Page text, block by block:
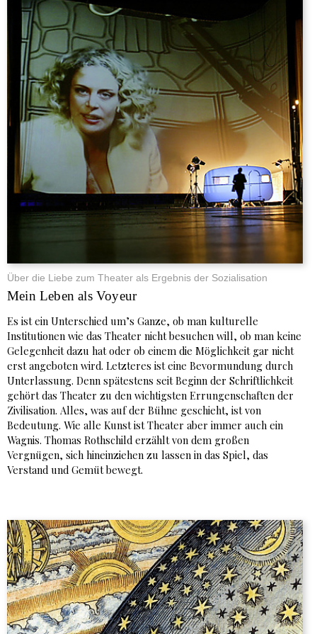
Über die Liebe zum Theater als Ergebnis der Sozialisation
Mein Leben als Voyeur
Es ist ein Unterschied um’s Ganze, ob man kulturelle
Institutionen wie das Theater nicht besuchen will, ob man keine
Gelegenheit dazu hat oder ob einem die Möglichkeit gar nicht
erst angeboten wird. Letzteres ist eine Bevormundung durch
Unterlassung. Denn spätestens seit Beginn der Schriftlichkeit
gehört das Theater zu den wichtigsten Errungenschaften der
Zivilisation. Alles, was auf der Bühne geschieht, ist von
Bedeutung. Wie alle Kunst ist Theater aber immer auch ein
Wagnis. Thomas Rothschild erzählt von dem großen
Vergnügen, sich hineinziehen zu lassen in das Spiel, das
Verstand und Gemüt bewegt.